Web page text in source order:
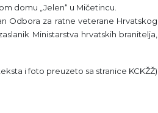
domu „Jelen“ u Mičetincu.
Odbora za ratne veterane Hrvatskog
Ministarstva hrvatskih branitelja,
i foto preuzeto sa stranice KCKŽŽ)